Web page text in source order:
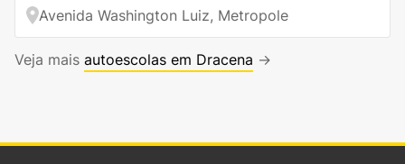
Avenida Washington Luiz, Metropole
Veja mais autoescolas em Dracena →